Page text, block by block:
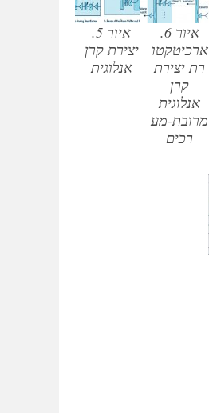
איור 6.
ארכיטקטו
רת יצירת
קרן
אנלוגית
מרובת-מע
רכים
איור 5.
יצירת קרן
אנלוגית